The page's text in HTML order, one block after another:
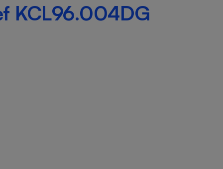
KCL96.004DG